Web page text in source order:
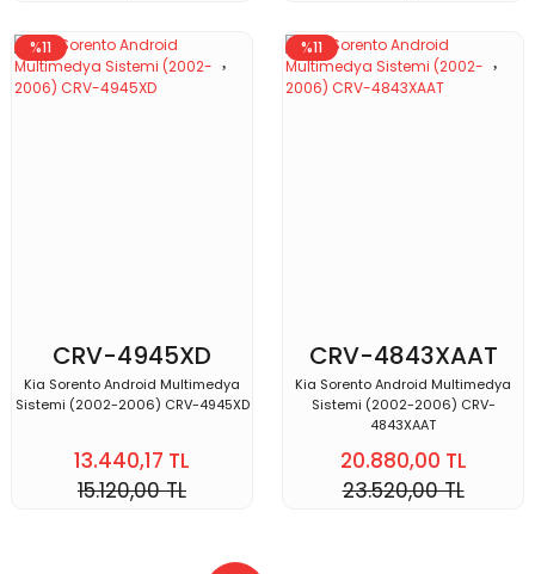
%11
CRV-4945XD
Kia Sorento Android Multimedya
Sistemi (2002-2006) CRV-4945XD
13.440,17 TL
15.120,00 TL
%11
CRV-4843XAAT
Kia Sorento Android Multimedya
Sistemi (2002-2006) CRV-
4843XAAT
20.880,00 TL
23.520,00 TL